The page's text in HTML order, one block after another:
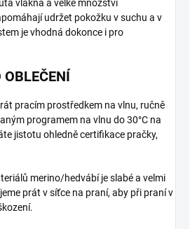
vlákna a velké množství
udržet pokožku v suchu a v
je vhodná dokonce i pro
pracím prostředkem na vlnu, ručně
programem na vlnu do 30°C na
jistotu ohledně certifikace pračky,
merino/hedvábí je slabé a velmi
prát v síťce na praní, aby při praní v